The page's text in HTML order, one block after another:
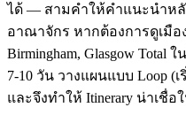
ได้ — สามคำให้คำแนะนำห
อาณาจักร หากต้องการดูเมือง
Birmingham, Glasgow Total
7-10 วัน วางแผนแบบ Loop (
และจึงทำให้ Itinerary น่าเชื่